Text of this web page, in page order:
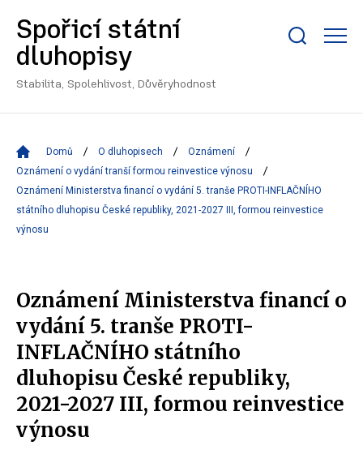
Spořicí státní
dluhopisy
Stabilita, Spolehlivost, Důvěryhodnost
Domů O dluhopisech
Oznámení
Oznámení o vydání tranší formou reinvestice výnosu
Oznámení Ministerstva financí o vydání 5. tranše PROTI-INFLAČNÍHO
státního dluhopisu České republiky, 2021-2027 III, formou reinvestice
výnosu
Oznámení Ministerstva financí o
vydání 5. tranše PROTI-
INFLAČNÍHO státního
dluhopisu České republiky,
2021-2027 III, formou reinvestice
výnosu